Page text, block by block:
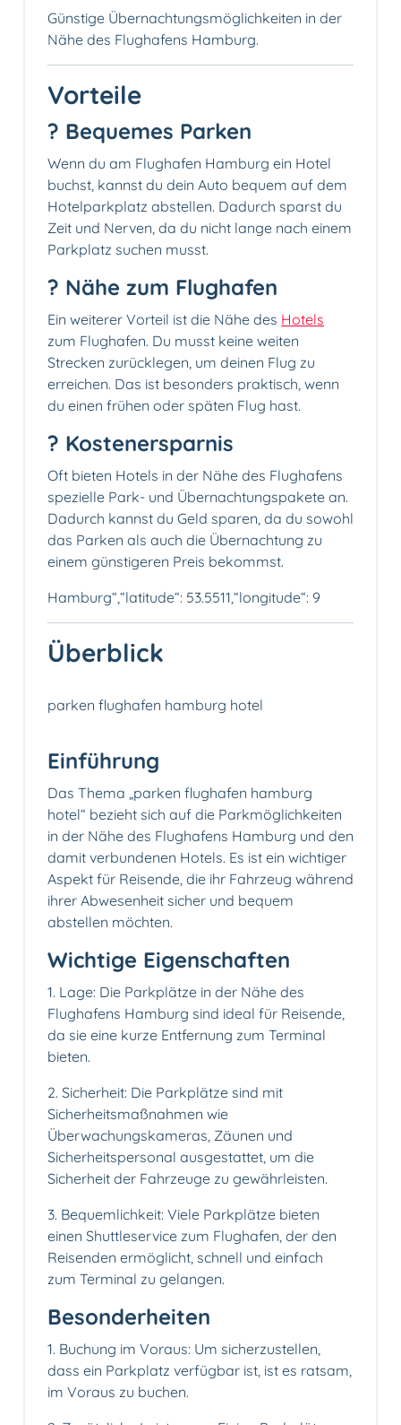
Günstige Übernachtungsmöglichkeiten in der
Nähe des Flughafens Hamburg.
Vorteile
?️ Bequemes Parken
Wenn du am Flughafen Hamburg ein Hotel
buchst, kannst du dein Auto bequem auf dem
Hotelparkplatz abstellen. Dadurch sparst du
Zeit und Nerven, da du nicht lange nach einem
Parkplatz suchen musst.
? Nähe zum Flughafen
Ein weiterer Vorteil ist die Nähe des Hotels
zum Flughafen. Du musst keine weiten
Strecken zurücklegen, um deinen Flug zu
erreichen. Das ist besonders praktisch, wenn
du einen frühen oder späten Flug hast.
? Kostenersparnis
Oft bieten Hotels in der Nähe des Flughafens
spezielle Park- und Übernachtungspakete an.
Dadurch kannst du Geld sparen, da du sowohl
das Parken als auch die Übernachtung zu
einem günstigeren Preis bekommst.
Hamburg“,“latitude“: 53.5511,“longitude“: 9
Überblick
parken flughafen hamburg hotel
Einführung
Das Thema „parken flughafen hamburg
hotel“ bezieht sich auf die Parkmöglichkeiten
in der Nähe des Flughafens Hamburg und den
damit verbundenen Hotels. Es ist ein wichtiger
Aspekt für Reisende, die ihr Fahrzeug während
ihrer Abwesenheit sicher und bequem
abstellen möchten.
Wichtige Eigenschaften
1. Lage: Die Parkplätze in der Nähe des
Flughafens Hamburg sind ideal für Reisende,
da sie eine kurze Entfernung zum Terminal
bieten.
2. Sicherheit: Die Parkplätze sind mit
Sicherheitsmaßnahmen wie
Überwachungskameras, Zäunen und
Sicherheitspersonal ausgestattet, um die
Sicherheit der Fahrzeuge zu gewährleisten.
3. Bequemlichkeit: Viele Parkplätze bieten
einen Shuttleservice zum Flughafen, der den
Reisenden ermöglicht, schnell und einfach
zum Terminal zu gelangen.
Besonderheiten
1. Buchung im Voraus: Um sicherzustellen,
dass ein Parkplatz verfügbar ist, ist es ratsam,
im Voraus zu buchen.